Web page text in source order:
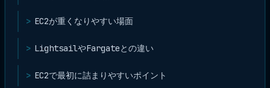
EC2が重くなりやすい場面
LightsailやFargateとの違い
EC2で最初に詰まりやすいポイント